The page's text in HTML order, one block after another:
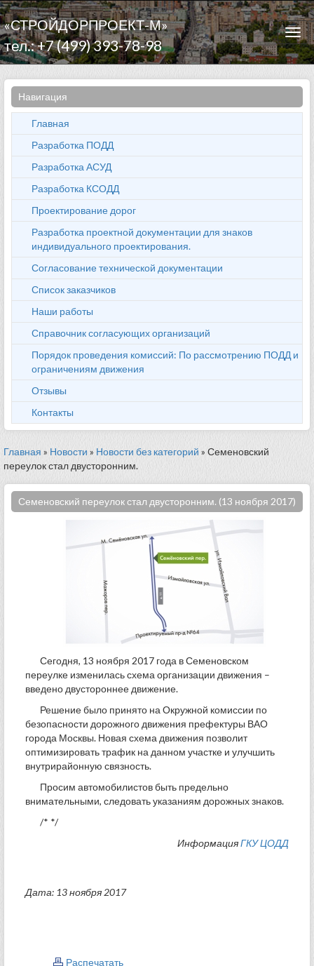
«СТРОЙДОРПРОЕКТ-М»
тел.: +7 (499) 393-78-98
Навигация
Главная
Разработка ПОДД
Разработка АСУД
Разработка КСОДД
Проектирование дорог
Разработка проектной документации для знаков
индивидуального проектирования.
Согласование технической документации
Список заказчиков
Наши работы
Справочник согласующих организаций
Порядок проведения комиссий: По рассмотрению ПОДД и
ограничениям движения
Отзывы
Контакты
Главная » Новости » Новости без категорий » Семеновский
переулок стал двусторонним.
Семеновский переулок стал двусторонним. (13 ноября 2017)
Сегодня, 13 ноября 2017 года в Семеновском
переулке изменилась схема организации движения –
введено двустороннее движение.
Решение было принято на Окружной комиссии по
безопасности дорожного движения префектуры ВАО
города Москвы. Новая схема движения позволит
оптимизировать трафик на данном участке и улучшить
внутрирайонную связность.
Просим автомобилистов быть предельно
внимательными, следовать указаниям дорожных знаков.
/* */
ИнформацияГКУ ЦОДД
Дата: 13 ноября 2017
Распечатать